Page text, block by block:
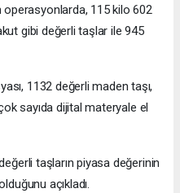
operasyonlarda, 115 kilo 602
gibi değerli taşlar ile 945
1132 değerli maden taşı,
sayıda dijital materyale el
taşların piyasa değerinin
açıkladı.